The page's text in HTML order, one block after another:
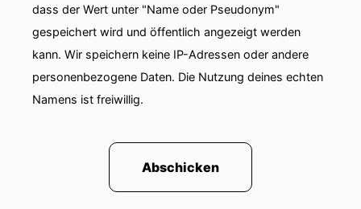
dass der Wert unter "Name oder Pseudonym"
gespeichert wird und öffentlich angezeigt werden
kann. Wir speichern keine IP-Adressen oder andere
personenbezogene Daten. Die Nutzung deines echten
Namens ist freiwillig.
Abschicken